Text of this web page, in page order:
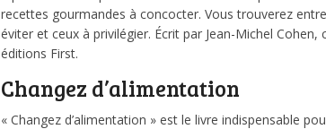
recettes gourmandes à concocter. Vous trouverez
éviter et ceux à privilégier. Écrit par Jean-Michel
éditions First.
Changez d’alimentation
« Changez d’alimentation » est le livre indispensable